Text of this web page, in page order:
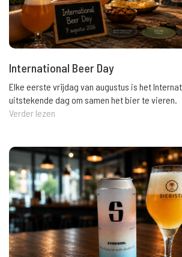
International Beer Day
Elke eerste vrijdag van augustus is het
uitstekende dag om samen het bier te vieren.
Verder lezen